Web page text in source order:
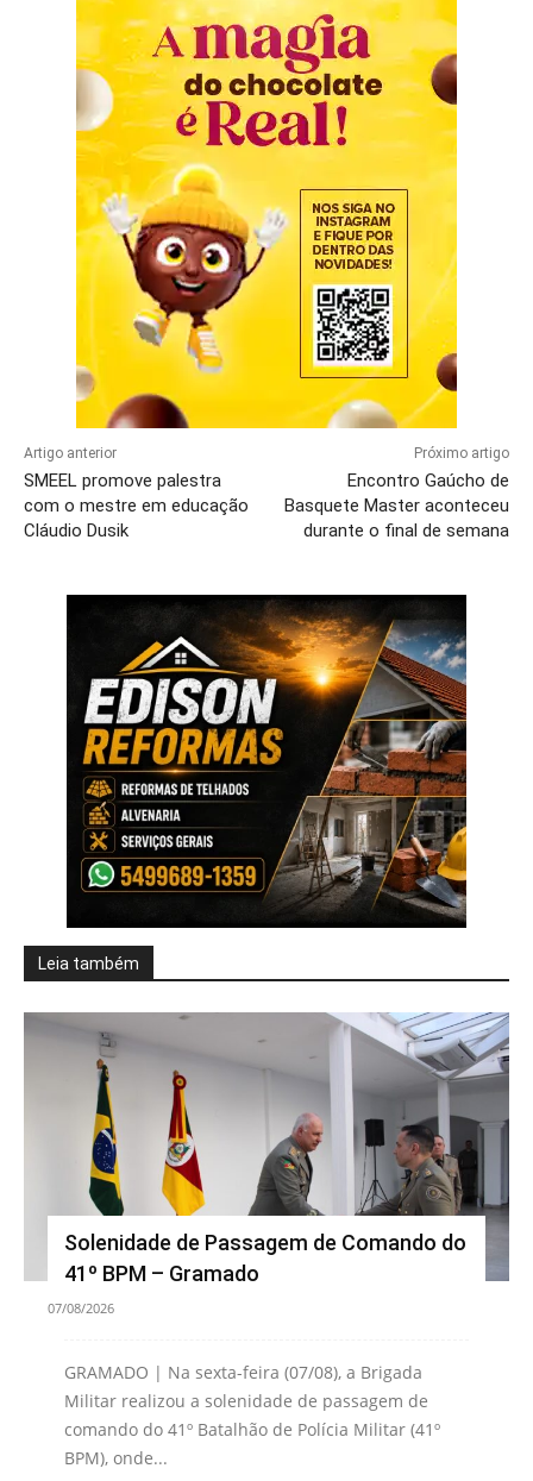
Artigo anterior
SMEEL promove palestra
com o mestre em educação
Cláudio Dusik
Próximo artigo
Encontro Gaúcho de
Basquete Master aconteceu
durante o final de semana
Leia também
Solenidade de Passagem de Comando do
41º BPM – Gramado
07/08/2026
GRAMADO | Na sexta-feira (07/08), a Brigada
Militar realizou a solenidade de passagem de
comando do 41º Batalhão de Polícia Militar (41º
BPM), onde...